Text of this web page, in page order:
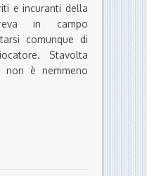
e incuranti della
in campo
comunque di
Stavolta
non è nemmeno